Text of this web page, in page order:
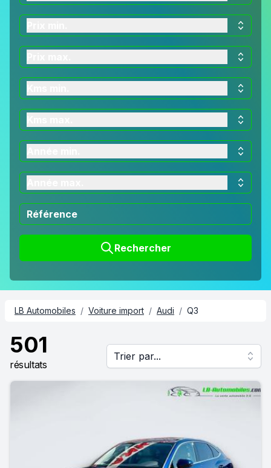
Rechercher
LB Automobiles / Voiture import / Audi / Q3
501
résultats
Trier par...